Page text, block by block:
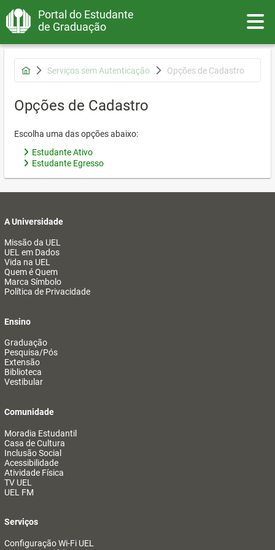
Portal do Estudante
de Graduação
Serviços sem Autenticação Opções de Cadastro
Opções de Cadastro
Escolha uma das opções abaixo:
Estudante Ativo
Estudante Egresso
A Universidade
Missão da UEL
UEL em Dados
Vida na UEL
Quem é Quem
Marca Símbolo
Política de Privacidade
Ensino
Graduação
Pesquisa/Pós
Extensão
Biblioteca
Vestibular
Comunidade
Moradia Estudantil
Casa de Cultura
Inclusão Social
Acessibilidade
Atividade Física
TV UEL
UEL FM
Serviços
Configuração Wi-Fi UEL